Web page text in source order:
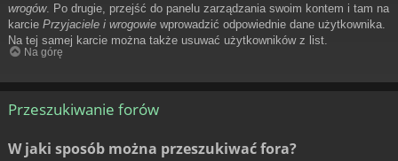
wrogów. Po drugie, przejść do panelu zarządzania swoim kontem i tam na
karcie Przyjaciele i wrogowie wprowadzić odpowiednie dane użytkownika.
Na tej samej karcie można także usuwać użytkowników z list.
Na górę
Przeszukiwanie forów
W jaki sposób można przeszukiwać fora?